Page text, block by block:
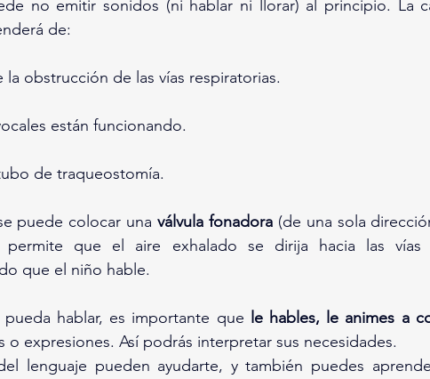
no emitir sonidos (ni hablar ni llorar) al principio. La
de:
la obstrucción de las vías respiratorias.
están funcionando.
de traqueostomía.
puede colocar una válvula fonadora (de una sola
permite que el aire exhalado se dirija hacia las vías
que el niño hable.
hablar, es importante que le hables, le animes a
o expresiones. Así podrás interpretar sus necesidades.
lenguaje pueden ayudarte, y también puedes